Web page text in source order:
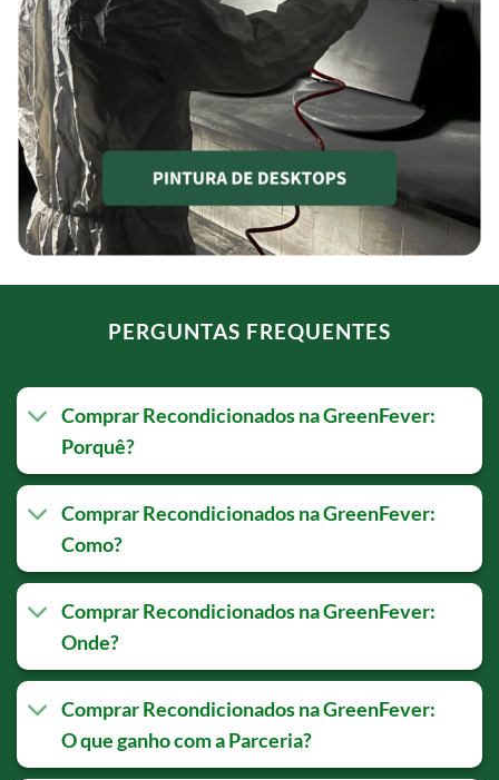
PERGUNTAS FREQUENTES
Comprar Recondicionados na GreenFever:
Porquê?
Comprar Recondicionados na GreenFever:
Como?
Comprar Recondicionados na GreenFever:
Onde?
Comprar Recondicionados na GreenFever:
O que ganho com a Parceria?